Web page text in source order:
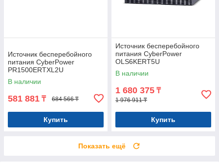
Источник бесперебойного
питания CyberPower
PR1500ERTXL2U
В наличии
581 881 ₸ 684 566 ₸
Купить
Источник бесперебойного
питания CyberPower
OLS6KERT5U
В наличии
1 680 375 ₸
1 976 911 ₸
Купить
Показать ещё